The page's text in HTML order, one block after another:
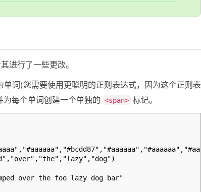
进行了一些更改。
词(您需要使用更聪明的正则表达式，因为这个正则表
每个单词创建一个单独的 <span> 标记。
over the foo lazy dog bar"